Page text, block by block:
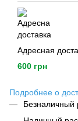
Адресная
600 грн
Подробнее о
Безналичный